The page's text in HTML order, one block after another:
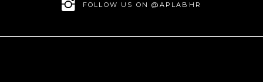
FOLLOW US ON @APLABHR